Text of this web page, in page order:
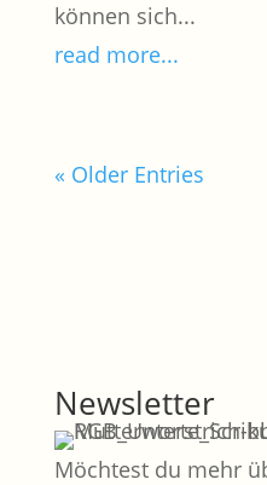
können sich...
read more...
« Older Entries
Newsletter
Möchtest du mehr